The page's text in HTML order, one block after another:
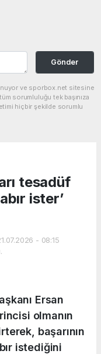
Gönder
ve sporbox.net sitesine
sorumluluğu tek başınıza
hiçbir şekilde sorumlu
tesadüf
ister’
- 08:15
Ersan
olmanın
başarının
istediğini